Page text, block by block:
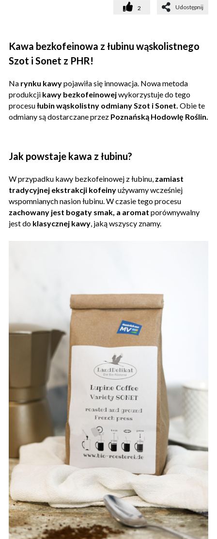
2 Udostępnij
Kawa bezkofeinowa z łubinu wąskolistnego
Szot i Sonet z PHR!
Na rynku kawypojawiła się innowacja. Nowa metoda
produkcji kawy bezkofeinowejwykorzystuje do tego
procesułubin wąskolistny odmiany Szot i Sonet. Obie te
odmiany są dostarczane przez Poznańską Hodowlę Roślin.
Jak powstaje kawa z łubinu?
W przypadku kawy bezkofeinowej z łubinu, zamiast
tradycyjnej ekstrakcji kofeinyużywamy wcześniej
wspomnianych nasion łubinu. W czasie tego procesu
zachowany jest bogaty smak, a aromat porównywalny
jest do klasycznej kawy , jaką wszyscy znamy.